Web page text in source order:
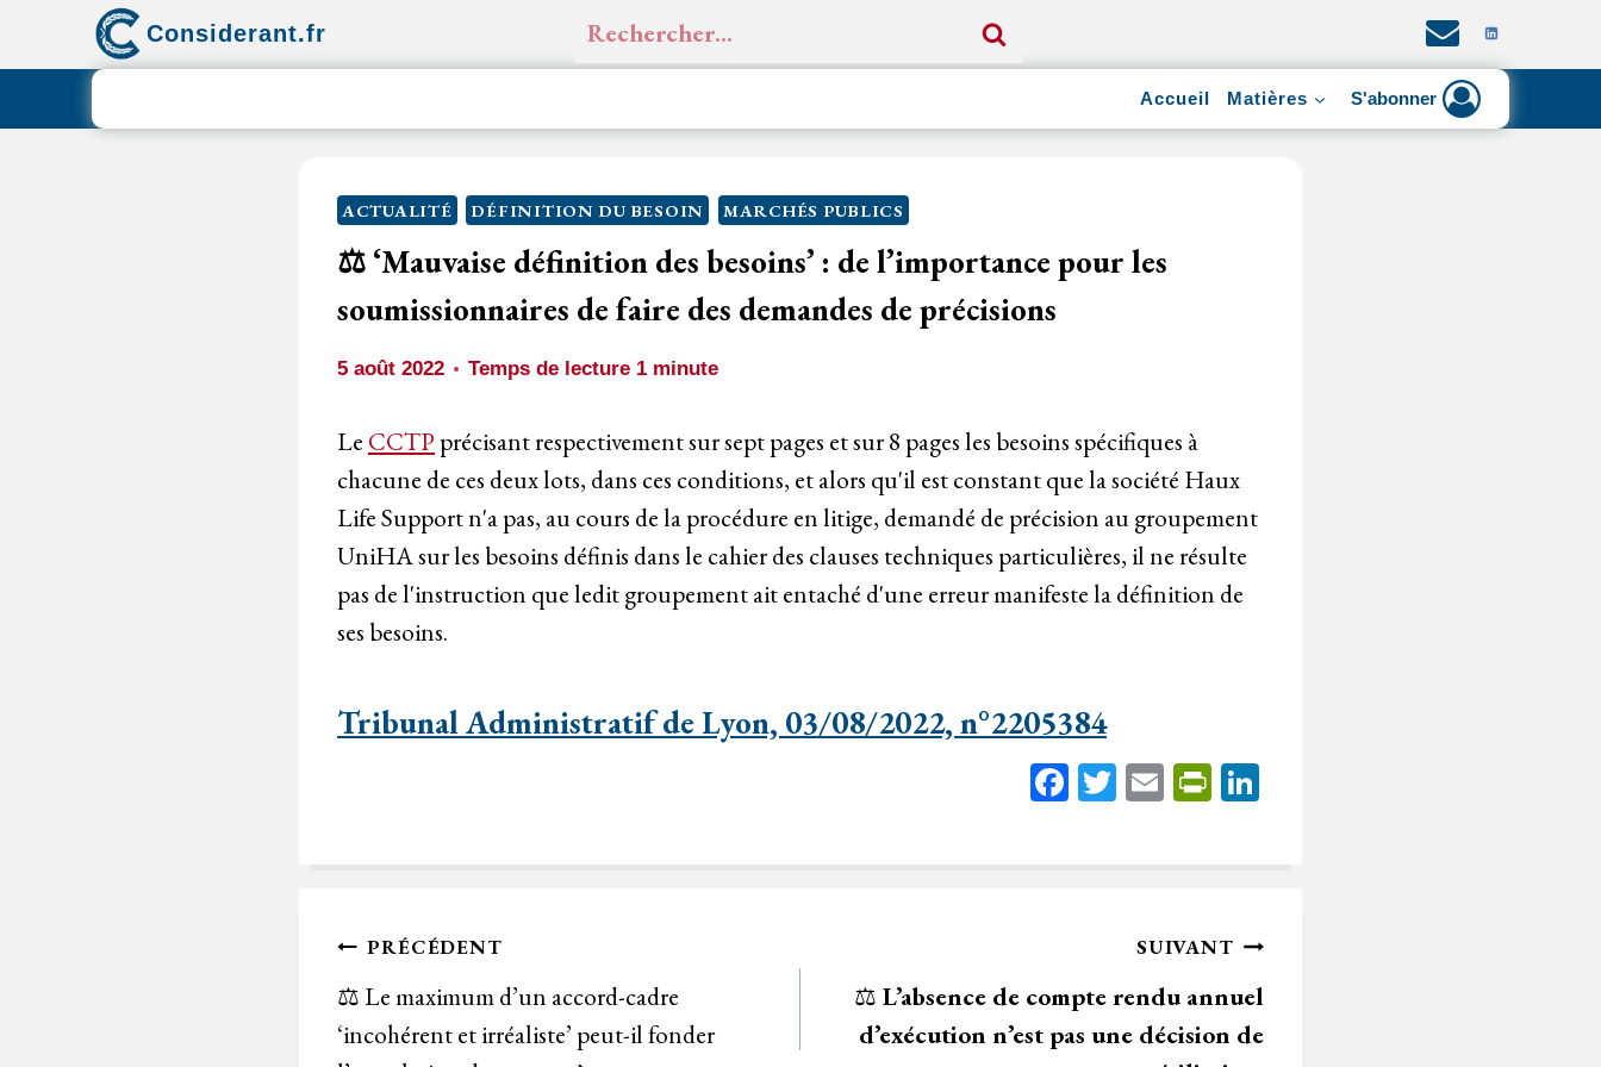
Considerant.fr Rechercher :
Accueil Matières S'abonner
ACTUALITÉ DÉFINITION DU BESOIN MARCHÉS PUBLICS
⚖️ ‘Mauvaise définition des besoins’ : de l’importance pour les
soumissionnaires de faire des demandes de précisions
5 août 2022 Temps de lecture 1 minute
Le CCTP précisant respectivement sur sept pages et sur 8 pages les besoins spécifiques à
chacune de ces deux lots, dans ces conditions, et alors qu'il est constant que la société Haux
Life Support n'a pas, au cours de la procédure en litige, demandé de précision au groupement
UniHA sur les besoins définis dans le cahier des clauses techniques particulières, il ne résulte
pas de l'instruction que ledit groupement ait entaché d'une erreur manifeste la définition de
ses besoins.
Tribunal Administratif de Lyon, 03/08/2022, n°2205384
Fa
bo
T
tt
E
ail
Pr
tF
n
y
ed
Navigation
de
l’article
PRÉCÉDENT
⚖️ Le maximum d’un accord-cadre
‘incohérent et irréaliste’ peut-il fonder
SUIVANT
⚖️ L’absence de compte rendu annuel
d’exécution n’est pas une décision de